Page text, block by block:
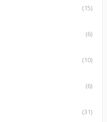
(15)
(6)
(10)
(6)
(31)